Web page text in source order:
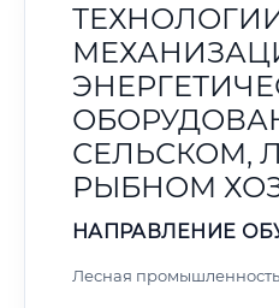
СЕЛЬСКОМ,
РЫБНОМ
НАПРАВЛЕНИЕ
Лесная промышленность